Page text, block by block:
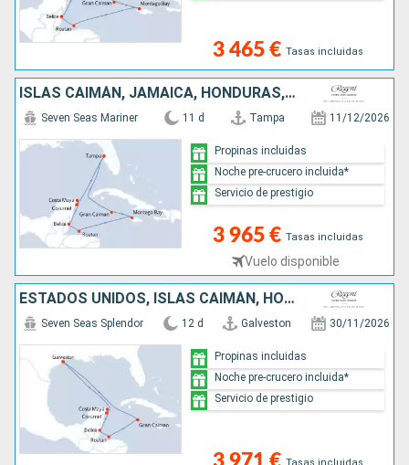
3 465 € Tasas incluidas
ISLAS CAIMÁN, JAMAICA, HONDURAS, BELICE, MÉXICO, ESTADOS UNIDOS
Seven Seas Mariner 11 d Tampa 11/12/2026
3 965 € Tasas incluidas
Vuelo disponible
Propinas incluidas
Noche pre-crucero incluida*
Servicio de prestigio
ESTADOS UNIDOS, ISLAS CAIMÁN, HONDURAS, BELICE, MÉXICO
Seven Seas Splendor 12 d Galveston 30/11/2026
Propinas incluidas
Noche pre-crucero incluida*
Servicio de prestigio